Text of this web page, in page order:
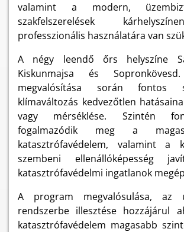
valamint a modern,
szakfelszerelések
professzionális használatára van
A négy leendő őrs helyszíne
Kiskunmajsa és
megvalósítása során fontos
klímaváltozás kedvezőtlen
vagy mérséklése. Szintén
fogalmazódik meg a
katasztrófavédelem, valamint a
szembeni ellenállóképesség
katasztrófavédelmi ingatlanok
A program megvalósulása, az
rendszerbe illesztése hozzájárul
katasztrófavédelem magasabb